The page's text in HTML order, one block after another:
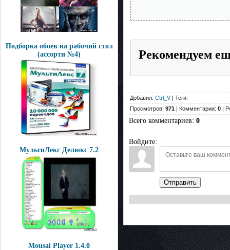
Подборка обоев на рабочий стол
(ассорти №4)
МультиЛекс Делюкс 7.2
Mousai Player 1.4.0
Рекомендуем
Добавил: Ctrl_V| Теги:
Просмотров: 971 | Комментарии: 0 |
Всего комментариев: 0
Войдите:
Отправить